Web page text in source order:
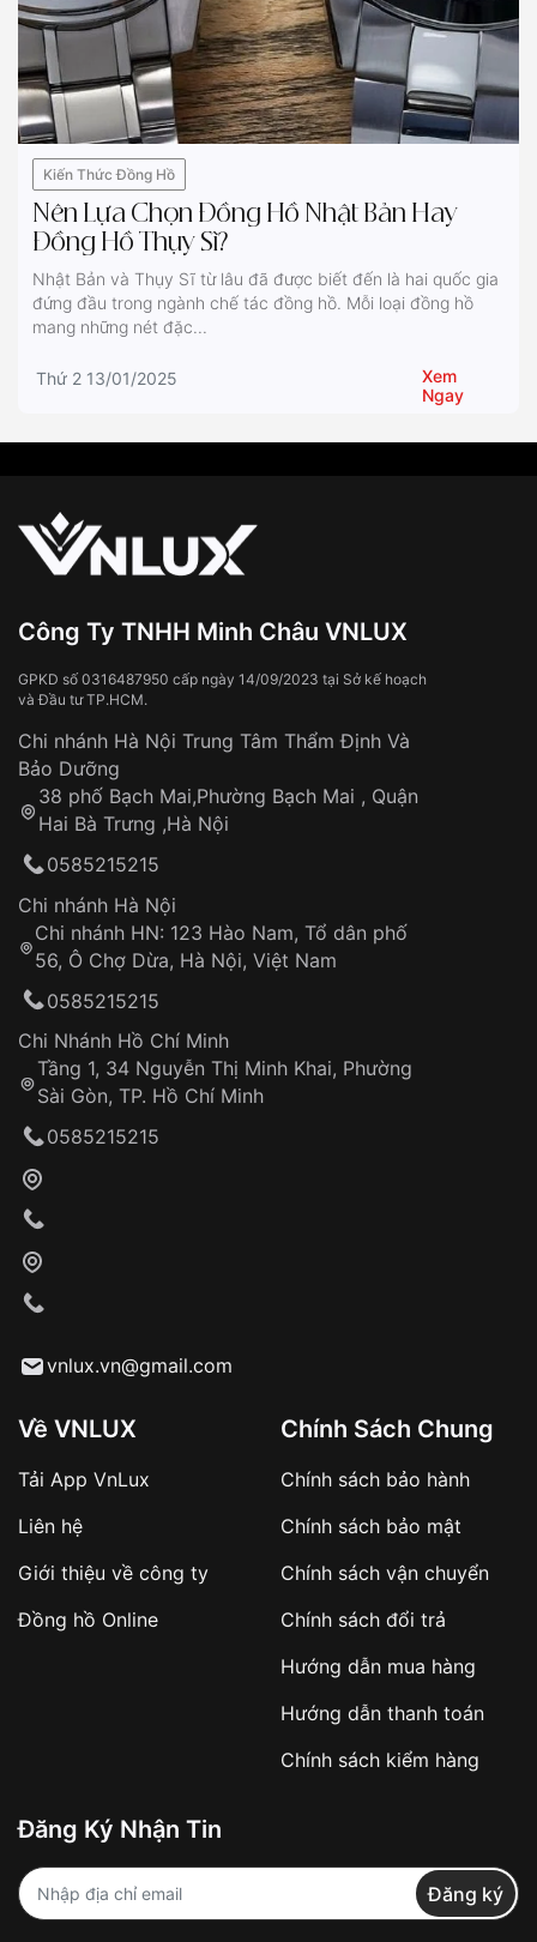
Kiến Thức Đồng Hồ
Nên Lựa Chọn Đồng Hồ Nhật Bản Hay
Đồng Hồ Thụy Sĩ?
Nhật Bản và Thụy Sĩ từ lâu đã được biết đến là hai quốc gia
đứng đầu trong ngành chế tác đồng hồ. Mỗi loại đồng hồ
mang những nét đặc...
Thứ 2 13/01/2025
Xem
Ngay
Công Ty TNHH Minh Châu VNLUX
GPKD số 0316487950 cấp ngày 14/09/2023 tại Sở kế hoạch
và Đầu tư TP.HCM.
Chi nhánh Hà Nội Trung Tâm Thẩm Định Và
Bảo Dưỡng
38 phố Bạch Mai,Phường Bạch Mai , Quận
Hai Bà Trưng ,Hà Nội
0585215215
Chi nhánh Hà Nội
Chi nhánh HN: 123 Hào Nam, Tổ dân phố
56, Ô Chợ Dừa, Hà Nội, Việt Nam
0585215215
Chi Nhánh Hồ Chí Minh
Tầng 1, 34 Nguyễn Thị Minh Khai, Phường
Sài Gòn, TP. Hồ Chí Minh
0585215215
vnlux.vn@gmail.com
Về VNLUX
Tải App VnLux
Liên hệ
Giới thiệu về công ty
Đồng hồ Online
Chính Sách Chung
Chính sách bảo hành
Chính sách bảo mật
Chính sách vận chuyển
Chính sách đổi trả
Hướng dẫn mua hàng
Hướng dẫn thanh toán
Chính sách kiểm hàng
Đăng Ký Nhận Tin
Đăng ký